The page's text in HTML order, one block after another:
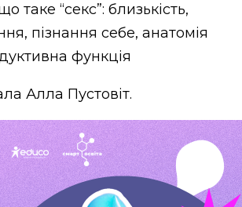
таке “секс”: близькість,
пізнання себе, анатомія
функція
Алла Пустовіт.